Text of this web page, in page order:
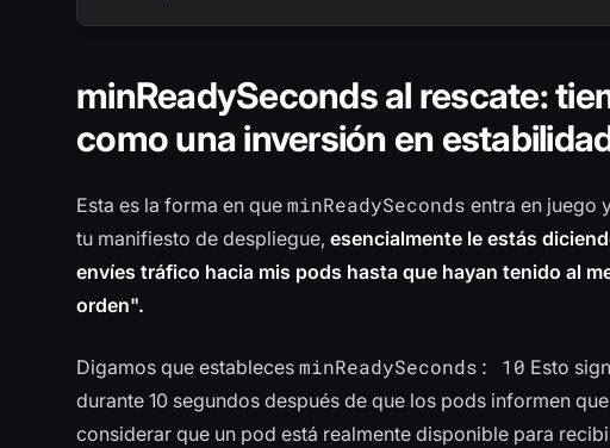
minReadySeconds al rescate:
como una inversión en
Esta es la forma en que minReadySeconds entra en juego
tu manifiesto de despliegue, esencialmente le estás
envíes tráfico hacia mis pods hasta que hayan tenido al
orden".
Digamos que estableces minReadySeconds: 10 Esto
durante 10 segundos después de que los pods informen
considerar que un pod está realmente disponible para